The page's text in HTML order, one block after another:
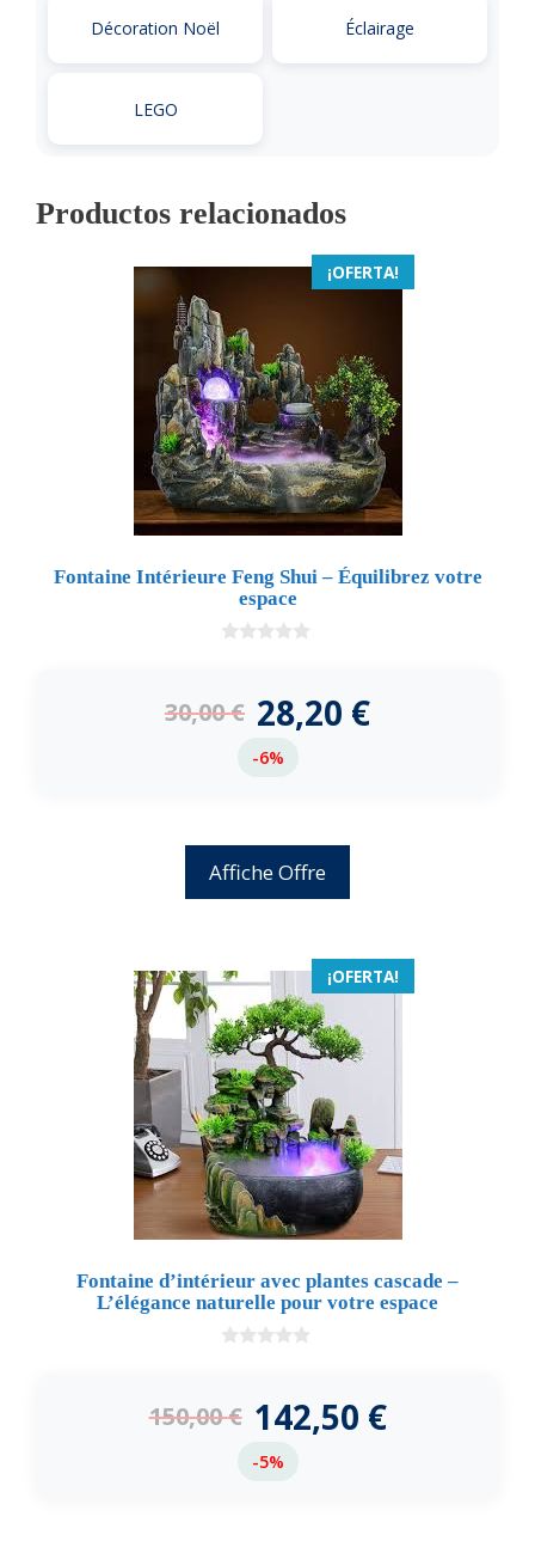
Décoration Noël Éclairage
LEGO
Productos relacionados
¡OFERTA!
Fontaine Intérieure Feng Shui – Équilibrez votre
espace
5
30,00€ 28,20 €
-6%
Affiche Offre
¡OFERTA!
Fontaine d’intérieur avec plantes cascade –
L’élégance naturelle pour votre espace
5
150,00€ 142,50 €
-5%